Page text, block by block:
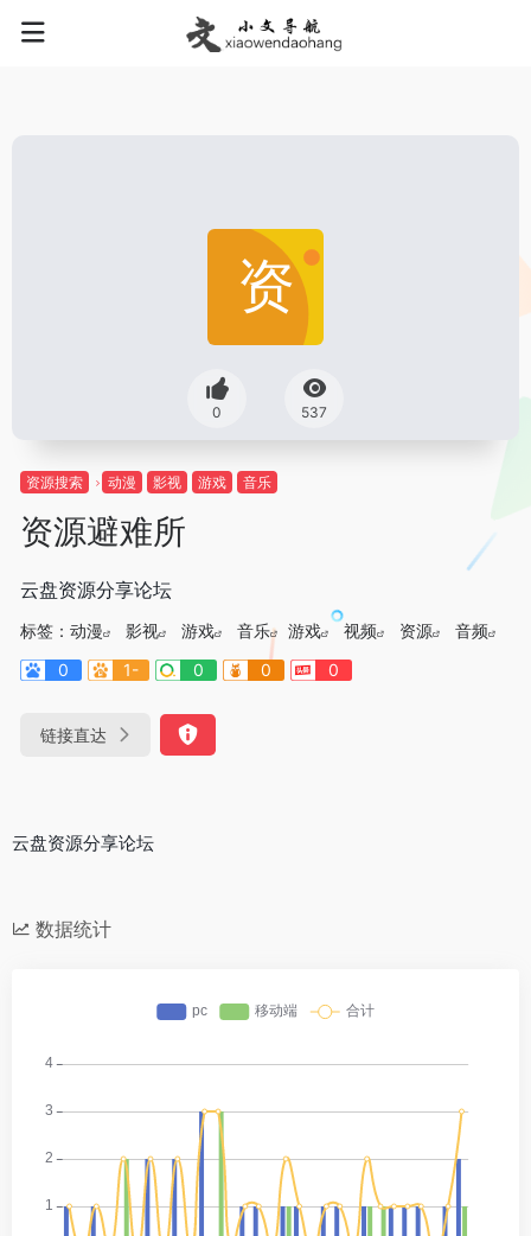
0 537
资源搜索 动漫 影视 游戏 音乐
资源避难所
云盘资源分享论坛
标签： 动漫 影视 游戏 音乐 游戏 视频 资源
音频
0
1- 0 0 0
链接直达
云盘资源分享论坛
数据统计